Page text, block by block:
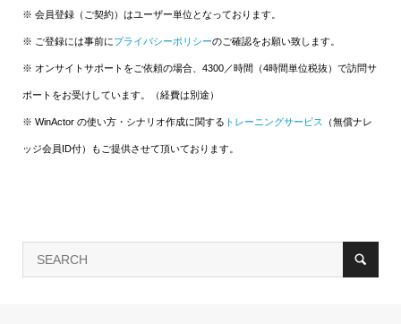
※ 会員登録（ご契約）はユーザー単位となっております。
※ ご登録には事前にプライバシーポリシーのご確認をお願い致します。
※ オンサイトサポートをご依頼の場合、4300／時間（4時間単位税抜）で訪問サ
ポートをお受けしています。（経費は別途）
※ WinActor の使い方・シナリオ作成に関する トレーニングサービス （無償ナレ
ッジ会員ID付）もご提供させて頂いております。